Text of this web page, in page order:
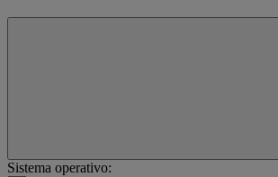
Sistema operativo: